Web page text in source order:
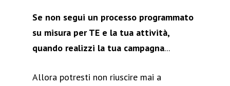
Se non segui un processo programmato
su misura per TE e la tua attività,
quando realizzi la tua campagna...
Allora potresti non riuscire mai a